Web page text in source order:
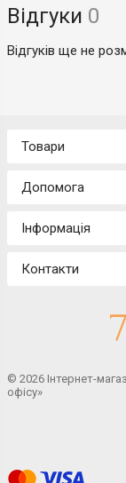
Відгуки 0
Відгуків ще не
Товари
Допомога
Інформація
Контакти
© 2026 Інтернет-
офісу»